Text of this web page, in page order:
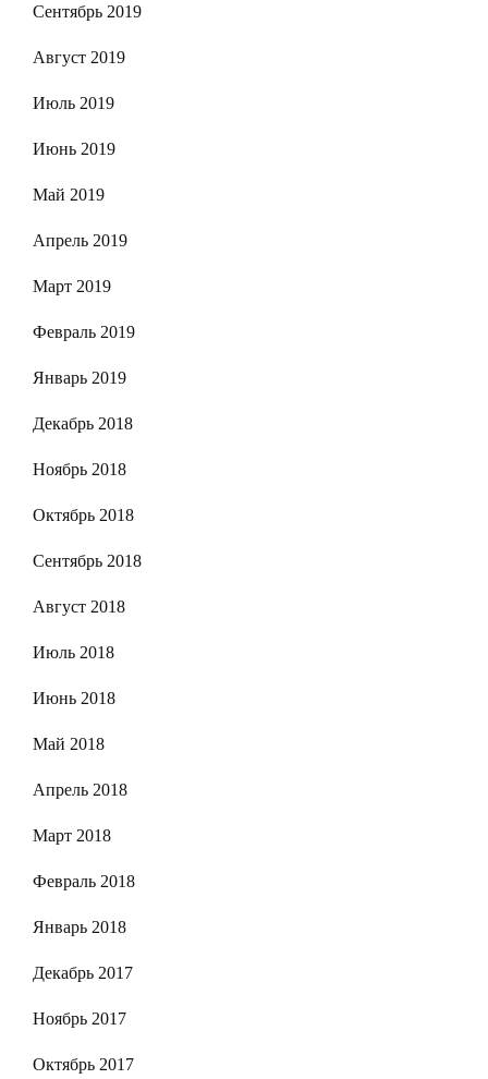
Сентябрь 2019
Август 2019
Июль 2019
Июнь 2019
Май 2019
Апрель 2019
Март 2019
Февраль 2019
Январь 2019
Декабрь 2018
Ноябрь 2018
Октябрь 2018
Сентябрь 2018
Август 2018
Июль 2018
Июнь 2018
Май 2018
Апрель 2018
Март 2018
Февраль 2018
Январь 2018
Декабрь 2017
Ноябрь 2017
Октябрь 2017